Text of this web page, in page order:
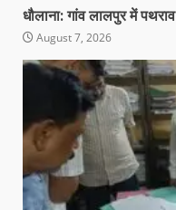
धौलाना: गांव लालपुर में पथराव
August 7, 2026